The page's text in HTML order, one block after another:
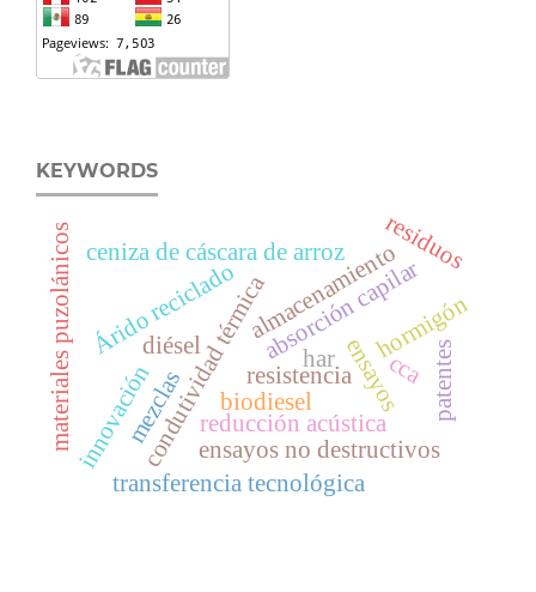
KEYWORDS
condutividad térmica
reducción acústica
absorción capilar
ceniza de cáscara de arroz
materiales puzolánicos Árido reciclado
biodiesel
diésel
mezclas
almacenamiento
ensayos
hormigón
ensayos no destructivos
resistencia
har cca
residuos
innovación patentes
transferencia tecnológica